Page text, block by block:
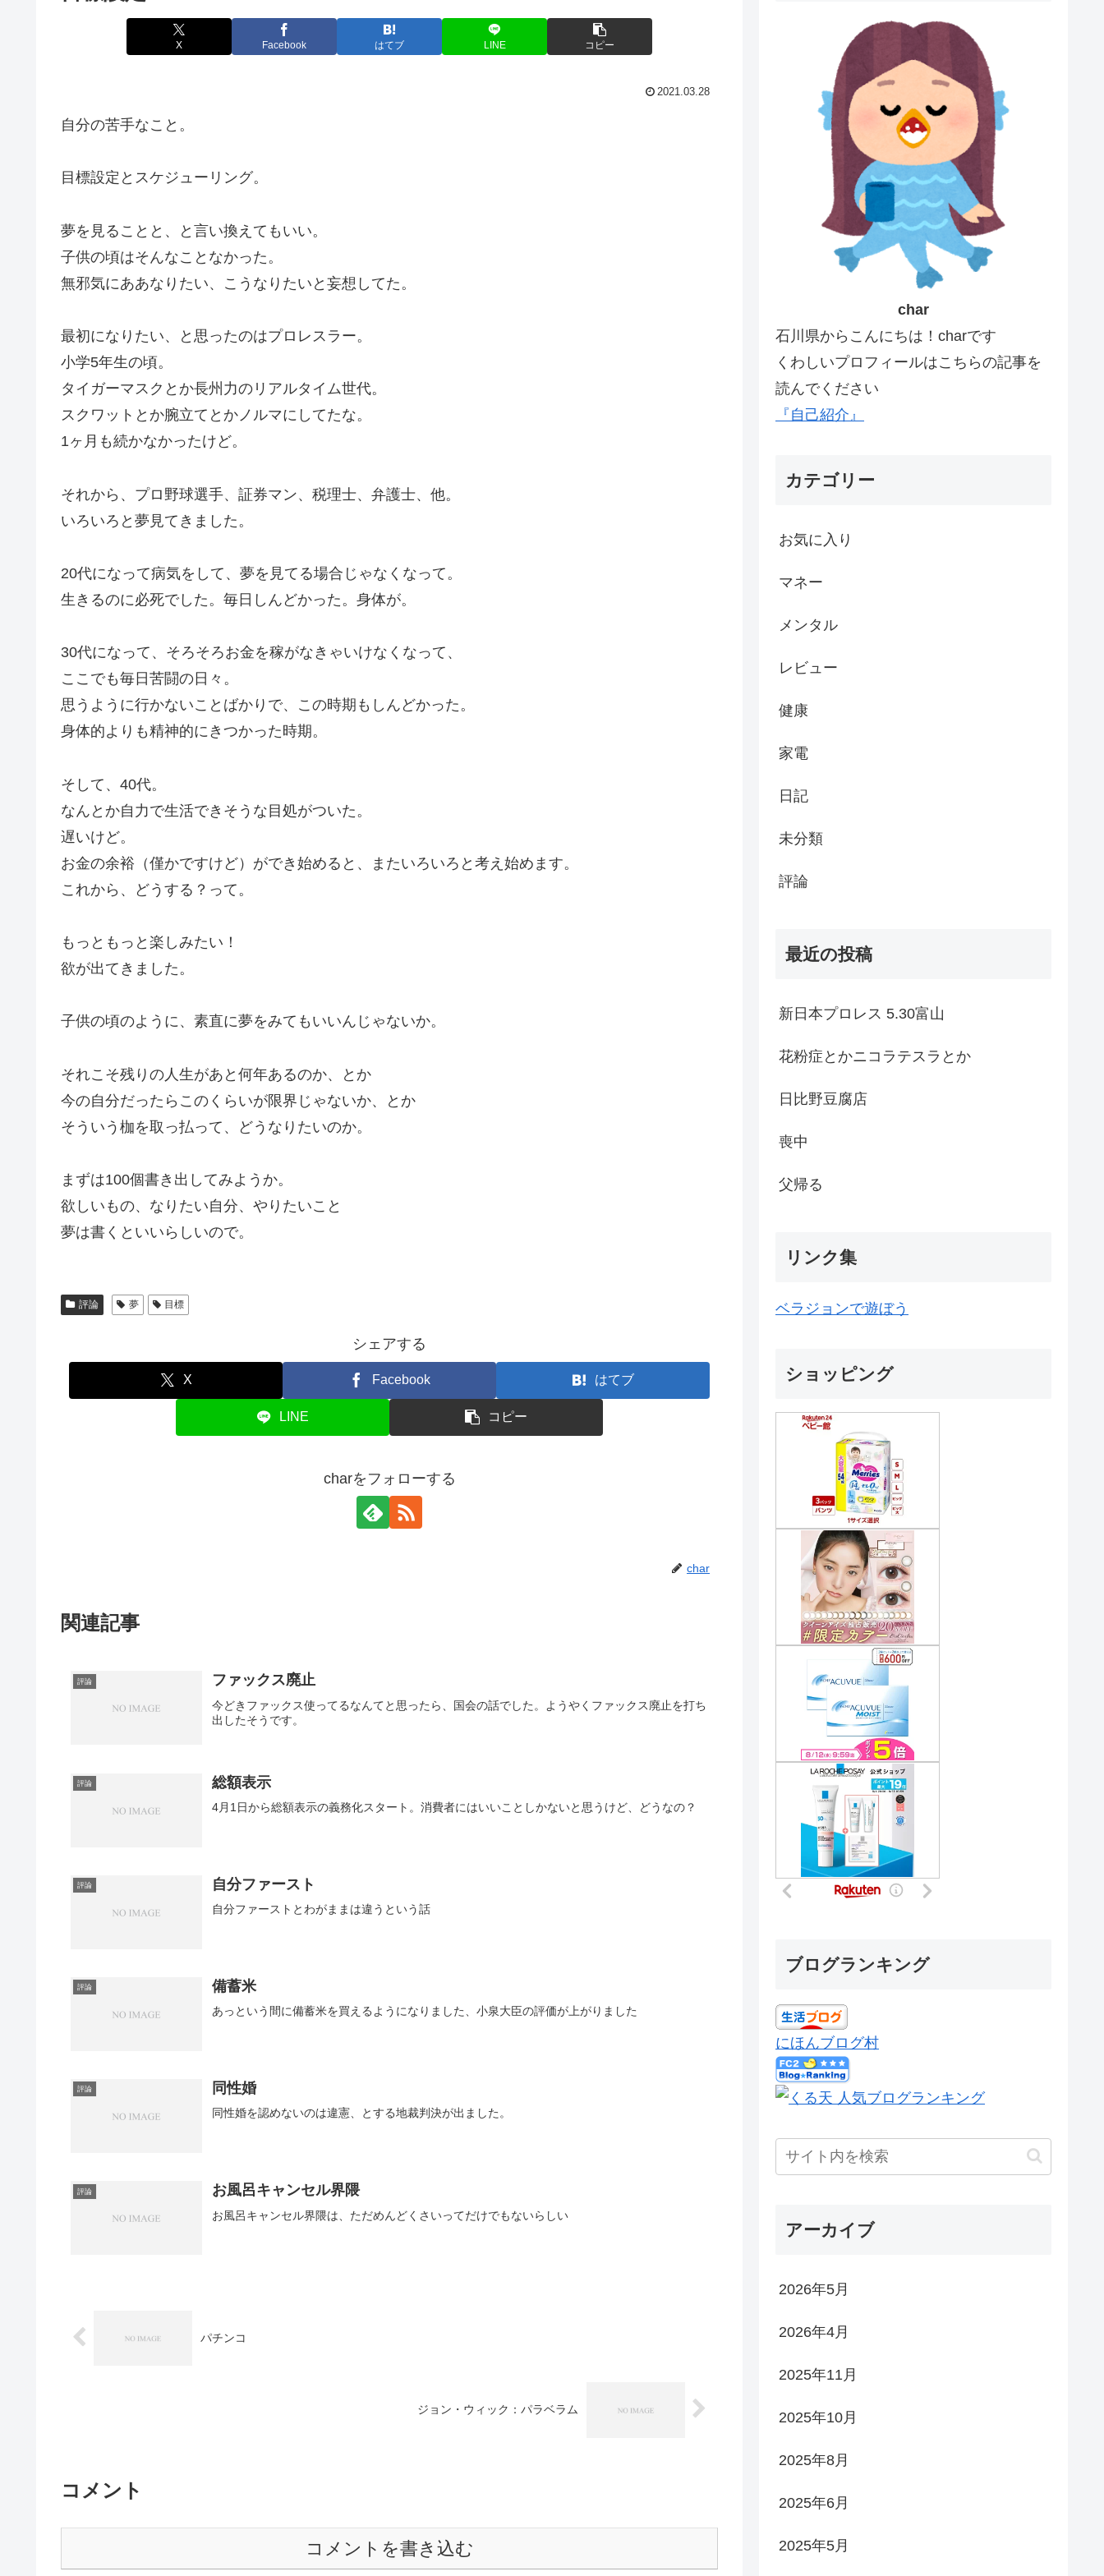
X Facebook はてブ LINE コピー
2021.03.28
自分の苦手なこと。
目標設定とスケジューリング。
夢を見ることと、と言い換えてもいい。
子供の頃はそんなことなかった。
無邪気にああなりたい、こうなりたいと妄想してた。
最初になりたい、と思ったのはプロレスラー。
小学5年生の頃。
タイガーマスクとか長州力のリアルタイム世代。
スクワットとか腕立てとかノルマにしてたな。
1ヶ月も続かなかったけど。
それから、プロ野球選手、証券マン、税理士、弁護士、他。
いろいろと夢見てきました。
20代になって病気をして、夢を見てる場合じゃなくなって。
生きるのに必死でした。毎日しんどかった。身体が。
30代になって、そろそろお金を稼がなきゃいけなくなって、
ここでも毎日苦闘の日々。
思うように行かないことばかりで、この時期もしんどかった。
身体的よりも精神的にきつかった時期。
そして、40代。
なんとか自力で生活できそうな目処がついた。
遅いけど。
お金の余裕（僅かですけど）ができ始めると、またいろいろと考え始めます。
これから、どうする？って。
もっともっと楽しみたい！
欲が出てきました。
子供の頃のように、素直に夢をみてもいいんじゃないか。
それこそ残りの人生があと何年あるのか、とか
今の自分だったらこのくらいが限界じゃないか、とか
そういう枷を取っ払って、どうなりたいのか。
まずは100個書き出してみようか。
欲しいもの、なりたい自分、やりたいこと
夢は書くといいらしいので。
評論 夢 目標
シェアする
X Facebook はてブ
LINE コピー
charをフォローする
char
関連記事
評論 ファックス廃止
今どきファックス使ってるなんてと思ったら、国会の話でした。ようやくファックス廃止を打ち
出したそうです。
評論 総額表示
4月1日から総額表示の義務化スタート。消費者にはいいことしかないと思うけど、どうなの？
評論 自分ファースト
自分ファーストとわがままは違うという話
評論 備蓄米
あっという間に備蓄米を買えるようになりました、小泉大臣の評価が上がりました
評論 同性婚
同性婚を認めないのは違憲、とする地裁判決が出ました。
評論 お風呂キャンセル界隈
お風呂キャンセル界隈は、ただめんどくさいってだけでもないらしい
パチンコ
ジョン・ウィック：パラベラム
コメント
コメントを書き込む
char
石川県からこんにちは！charです
くわしいプロフィールはこちらの記事を
読んでください
『自己紹介』
カテゴリー
お気に入り
マネー
メンタル
レビュー
健康
家電
日記
未分類
評論
最近の投稿
新日本プロレス 5.30富山
花粉症とかニコラテスラとか
日比野豆腐店
喪中
父帰る
リンク集
ベラジョンで遊ぼう
ショッピング
ブログランキング
にほんブログ村
アーカイブ
2026年5月
2026年4月
2025年11月
2025年10月
2025年8月
2025年6月
2025年5月